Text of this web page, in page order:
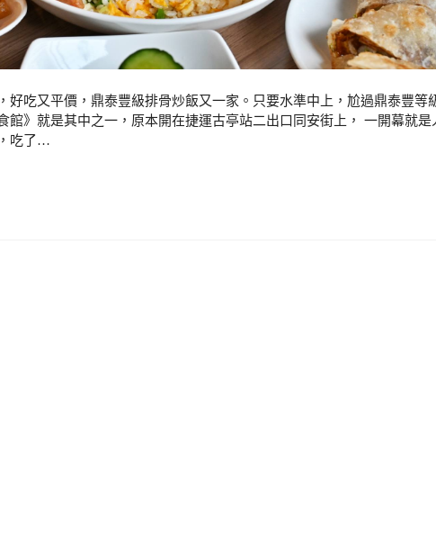
好吃又平價，鼎泰豐級排骨炒飯又一家。只要水準中上，尬過鼎泰豐等
館》就是其中之一，原本開在捷運古亭站二出口同安街上， 一開幕就是
吃了…